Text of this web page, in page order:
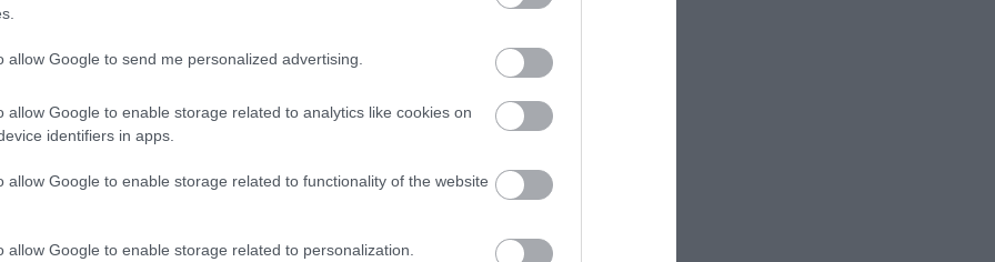
allow Google to send me personalized advertising.
allow Google to enable storage related to analytics like cookies on
identifiers in apps.
allow Google to enable storage related to functionality of the website
allow Google to enable storage related to personalization.
Így tervezd meg a konyhakerted